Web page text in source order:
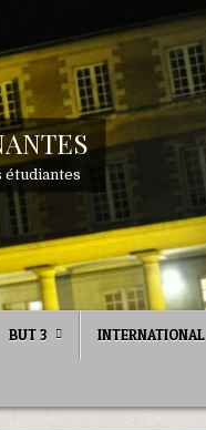
étudiantes
BUT 3 INTERNATIONAL